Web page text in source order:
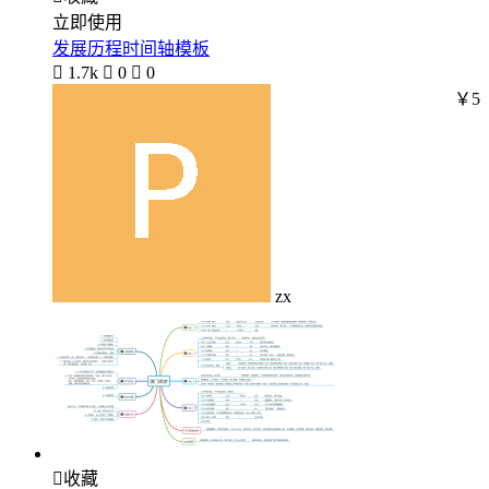
立即使用
发展历程时间轴模板
 1.7k  0  0
zx
￥5
收藏